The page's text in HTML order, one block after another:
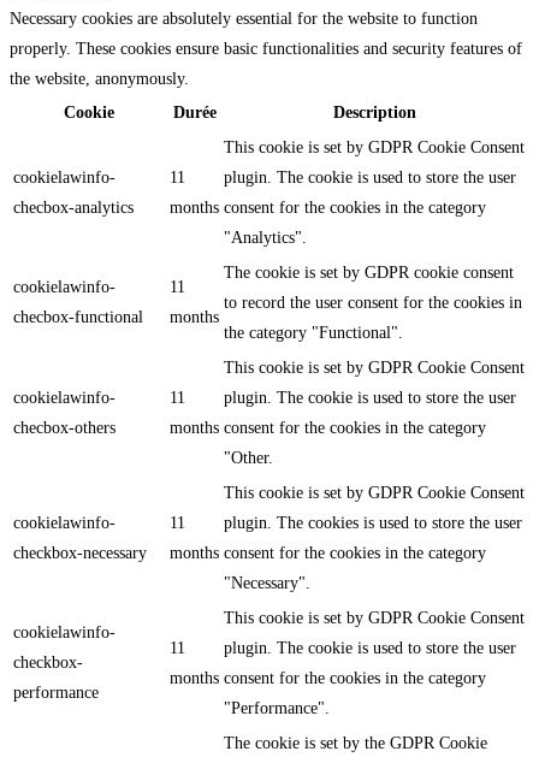
Necessary cookies are absolutely essential for the website to function
properly. These cookies ensure basic functionalities and security features of
the website, anonymously.
Cookie
Durée Description
cookielawinfo-
checbox-analytics
11
months
This cookie is set by GDPR Cookie Consent
plugin. The cookie is used to store the user
consent for the cookies in the category
"Analytics".
cookielawinfo-
checbox-functional
11
months
The cookie is set by GDPR cookie consent
to record the user consent for the cookies in
the category "Functional".
cookielawinfo-
checbox-others
11
months
This cookie is set by GDPR Cookie Consent
plugin. The cookie is used to store the user
consent for the cookies in the category
"Other.
cookielawinfo-
checkbox-necessary
11
months
This cookie is set by GDPR Cookie Consent
plugin. The cookies is used to store the user
consent for the cookies in the category
"Necessary".
cookielawinfo-
checkbox-
performance
11
months
This cookie is set by GDPR Cookie Consent
plugin. The cookie is used to store the user
consent for the cookies in the category
"Performance".
The cookie is set by the GDPR Cookie